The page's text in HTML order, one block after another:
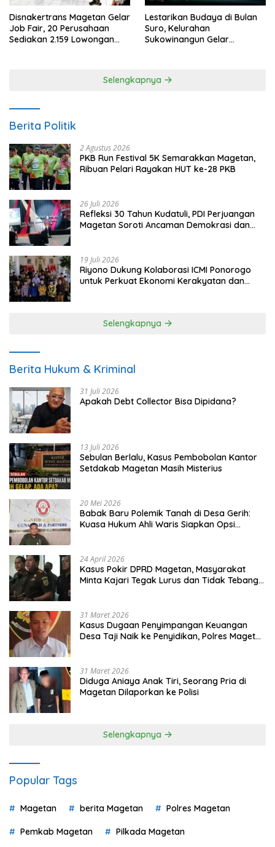
Disnakertrans Magetan Gelar
Job Fair, 20 Perusahaan
Sediakan 2.159 Lowongan
Lestarikan Budaya di Bulan
Suro, Kelurahan
Sukowinangun Gelar
Selengkapnya
Berita Politik
2 Agustus 2026
PKB Run Festival 5K Semarakkan Magetan,
Ribuan Pelari Rayakan HUT ke-28 PKB
26 Juli 2026
Refleksi 30 Tahun Kudatuli, PDI Perjuangan
Magetan Soroti Ancaman Demokrasi dan
19 Juli 2026
Riyono Dukung Kolaborasi ICMI Ponorogo
untuk Perkuat Ekonomi Kerakyatan dan
Selengkapnya
Berita Hukum & Kriminal
31 Juli 2026
Apakah Debt Collector Bisa Dipidana?
13 Juli 2026
Sebulan Berlalu, Kasus Pembobolan Kantor
Setdakab Magetan Masih Misterius
20 Mei 2026
Babak Baru Polemik Tanah di Desa Gerih:
Kuasa Hukum Ahli Waris Siapkan Opsi
24 April 2026
Kasus Pokir DPRD Magetan, Masyarakat
Minta Kajari Tegak Lurus dan Tidak Tebang
31 Maret 2026
Kasus Dugaan Penyimpangan Keuangan
Desa Taji Naik ke Penyidikan, Polres Magetan
31 Maret 2026
Diduga Aniaya Anak Tiri, Seorang Pria di
Magetan Dilaporkan ke Polisi
Selengkapnya
Popular Tags
Magetan berita Magetan Polres Magetan
Pemkab Magetan Pilkada Magetan